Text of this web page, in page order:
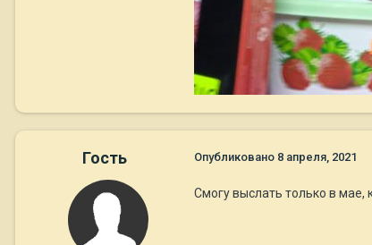
Гость Опубликовано 8 апреля, 2021
Смогу выслать только в мае,